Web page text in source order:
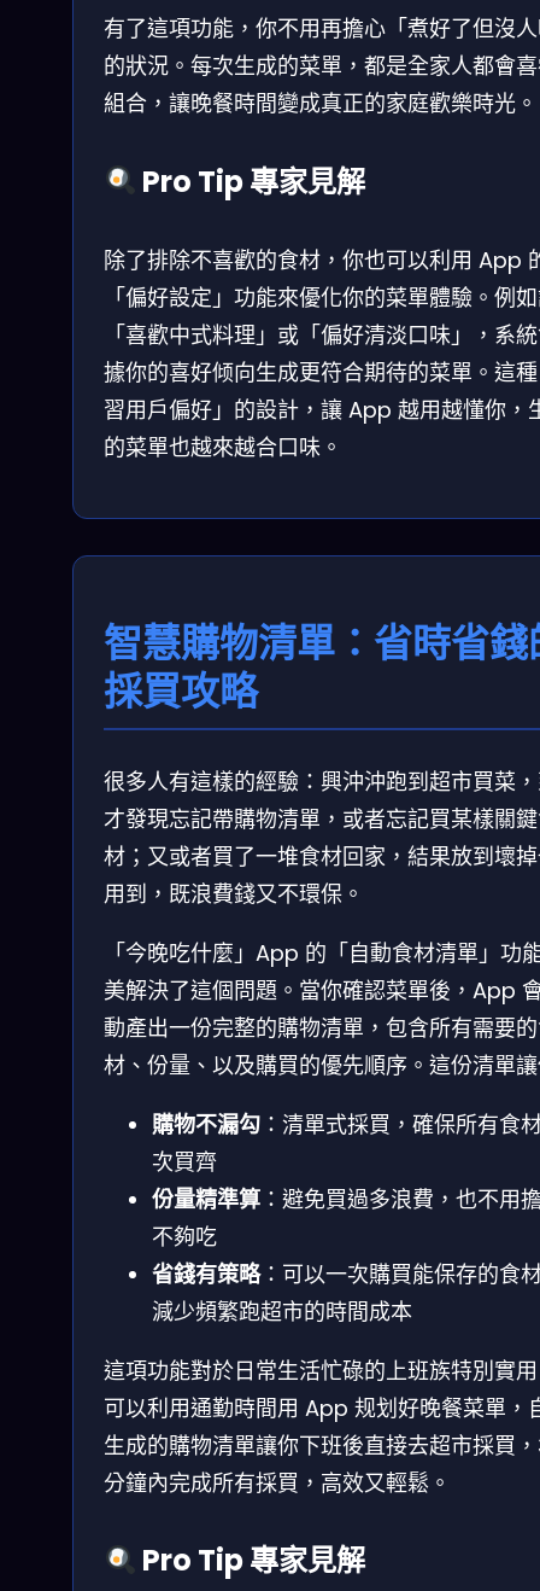
有了這項功能，你不用再擔心「煮好了但沒
的狀況。每次生成的菜單，都是全家人都會
組合，讓晚餐時間變成真正的家庭歡樂時光。
Pro Tip 專家見解
除了排除不喜歡的食材，你也可以利用 App
「偏好設定」功能來優化你的菜單體驗。例
「喜歡中式料理」或「偏好清淡口味」，系
據你的喜好倾向生成更符合期待的菜單。這
習用戶偏好」的設計，讓 App 越用越懂你，
的菜單也越來越合口味。
智慧購物清單：省時省錢
採買攻略
很多人有這樣的經驗：興沖沖跑到超市買菜
才發現忘記帶購物清單，或者忘記買某樣關
材；又或者買了一堆食材回家，結果放到壞
用到，既浪費錢又不環保。
「今晚吃什麼」App 的「自動食材清單」功
美解決了這個問題。當你確認菜單後，App
動產出一份完整的購物清單，包含所有需要
材、份量、以及購買的優先順序。這份清單
購物不漏勾 ：清單式採買，確保所有食
次買齊
份量精準算 ：避免買過多浪費，也不用
不夠吃
省錢有策略：可以一次購買能保存的食
減少頻繁跑超市的時間成本
這項功能對於日常生活忙碌的上班族特別實
可以利用通勤時間用 App 规划好晚餐菜單，
生成的購物清單讓你下班後直接去超市採買
分鐘內完成所有採買，高效又輕鬆。
Pro Tip 專家見解